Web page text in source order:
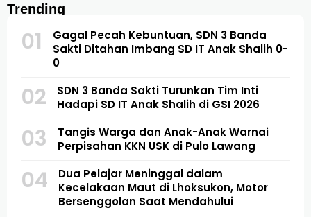
Trending
01
Gagal Pecah Kebuntuan, SDN 3 Banda
Sakti Ditahan Imbang SD IT Anak Shalih 0-
0
02
SDN 3 Banda Sakti Turunkan Tim Inti
Hadapi SD IT Anak Shalih di GSI 2026
03
Tangis Warga dan Anak-Anak Warnai
Perpisahan KKN USK di Pulo Lawang
04
Dua Pelajar Meninggal dalam
Kecelakaan Maut di Lhoksukon, Motor
Bersenggolan Saat Mendahului